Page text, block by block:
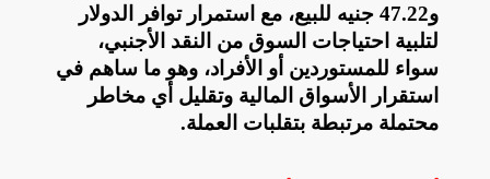
و47.22 جنيه للبيع، مع استمرار توافر الدولار
لتلبية احتياجات السوق من النقد الأجنبي،
سواء للمستوردين أو الأفراد، وهو ما ساهم في
استقرار الأسواق المالية وتقليل أي مخاطر
محتملة مرتبطة بتقلبات العملة.